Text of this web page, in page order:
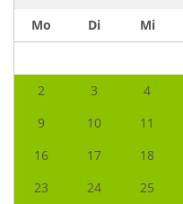
Mo
Di Mi
2
3 4
9
10 11
16
17 18
23
24 25